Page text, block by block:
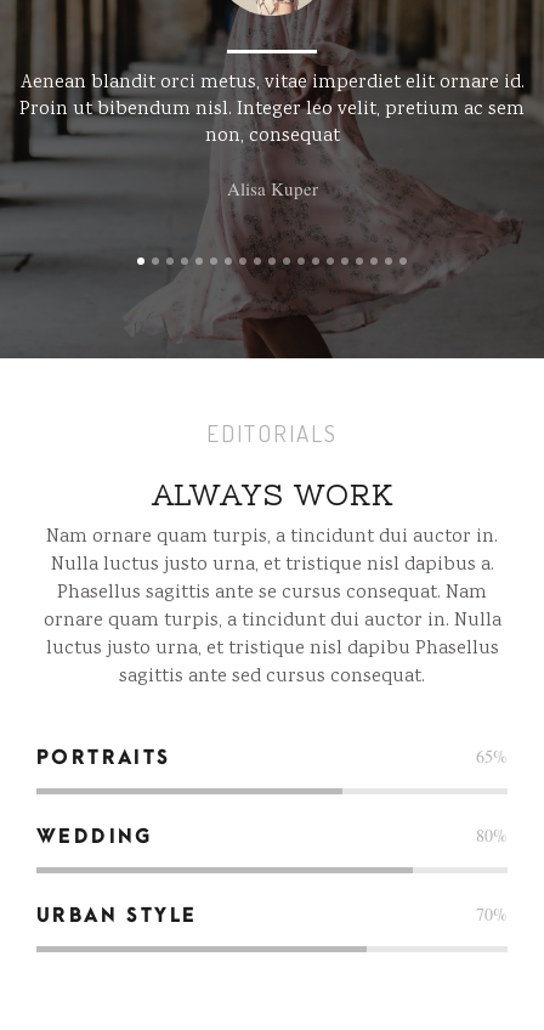
Aenean blandit orci metus, vitae imperdiet elit ornare id.
Proin ut bibendum nisl. Integer leo velit, pretium ac sem
non, consequat
Alisa Kuper
EDITORIALS
ALWAYS WORK
Nam ornare quam turpis, a tincidunt dui auctor in.
Nulla luctus justo urna, et tristique nisl dapibus a.
Phasellus sagittis ante se cursus consequat. Nam
ornare quam turpis, a tincidunt dui auctor in. Nulla
luctus justo urna, et tristique nisl dapibu Phasellus
sagittis ante sed cursus consequat.
PORTRAITS 65%
WEDDING 80%
URBAN STYLE 70%